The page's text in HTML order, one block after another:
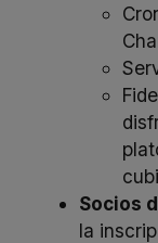
Socios
la